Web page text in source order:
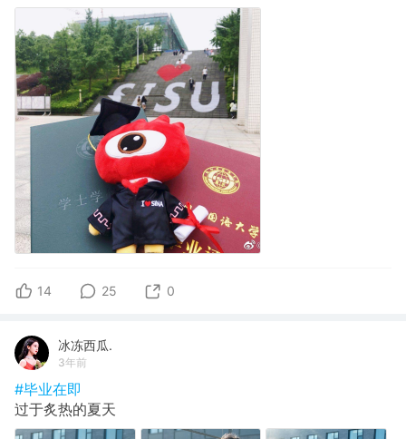
14 25 0
冰冻西瓜.
3年前
#毕业在即
过于炙热的夏天